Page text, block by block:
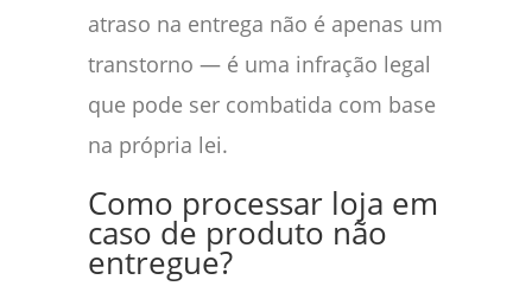
atraso na entrega não é apenas um
transtorno — é uma infração legal
que pode ser combatida com base
na própria lei.
Como processar loja em
caso de produto não
entregue?